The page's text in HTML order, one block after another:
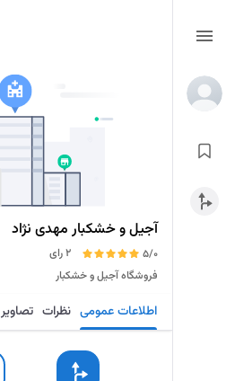
آجیل و خشکبار مهدی نژاد
5/0
2 رای
فروشگاه آجیل و خشکبار
اطلاعات عمومی نظرات تصاویر